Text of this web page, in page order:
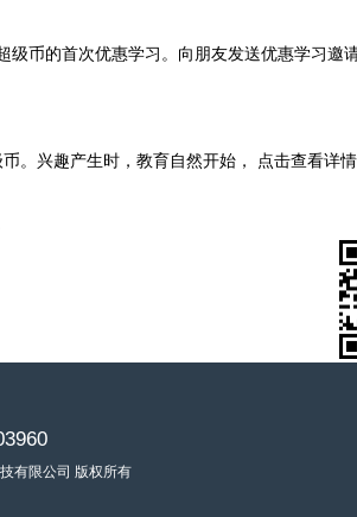
币的首次优惠学习。向朋友发送优惠学习
。兴趣产生时，教育自然开始， 点击查看详情
有限公司 版权所有